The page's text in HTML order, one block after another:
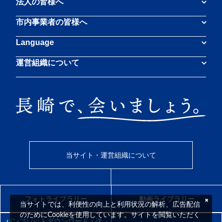
法人の皆様へ
市内事業者の皆様へ
Language
運営組織について
当サイト・運営組織について
フォトライブラリー 動画ライブラリー
当サイトでは、利便性の向上と利用状況の解析、広告配信
のためにCookieを使用しています。サイトを閲覧いただく